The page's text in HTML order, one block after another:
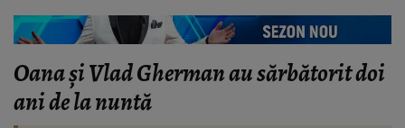
Oana și Vlad Gherman au sărbătorit doi
ani de la nuntă